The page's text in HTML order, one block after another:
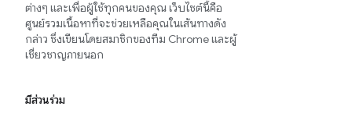
ต่างๆ และเพื่อผู้ใช้ทุกคนของคุณ เว็บไซต์นี้คือ
ศูนย์รวมเนื้อหาที่จะช่วยเหลือคุณในเส้นทางดัง
กล่าว ซึ่งเขียนโดยสมาชิกของทีม Chrome และผู้
เชี่ยวชาญภายนอก
มีส่วนร่วม